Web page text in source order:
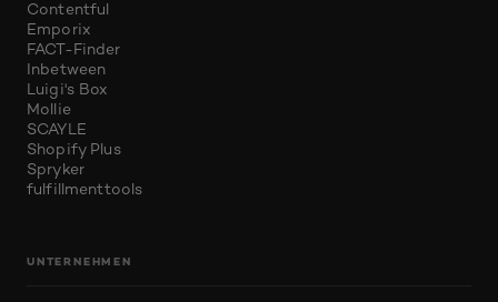
Contentful
Emporix
FACT-Finder
Inbetween
Luigi's Box
Mollie
SCAYLE
Shopify Plus
Spryker
fulfillmenttools
UNTERNEHMEN